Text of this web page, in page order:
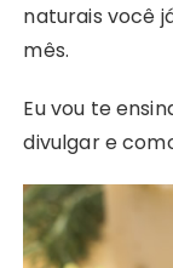
naturais você
mês.
Eu vou te
divulgar e